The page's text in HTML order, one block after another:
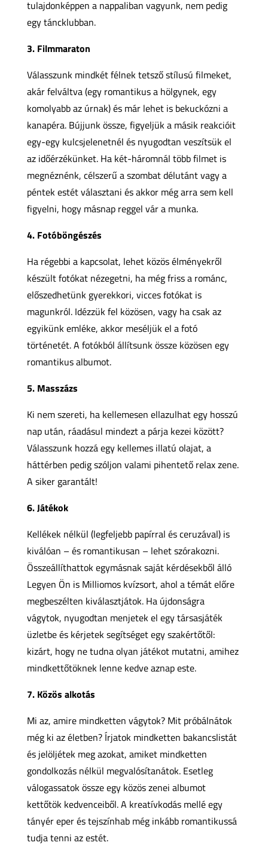
tulajdonképpen a nappaliban vagyunk, nem pedig
egy táncklubban.
3. Filmmaraton
Válasszunk mindkét félnek tetsző stílusú filmeket,
akár felváltva (egy romantikus a hölgynek, egy
komolyabb az úrnak) és már lehet is bekuckózni a
kanapéra. Bújjunk össze, figyeljük a másik reakcióit
egy-egy kulcsjelenetnél és nyugodtan veszítsük el
az időérzékünket. Ha két-háromnál több filmet is
megnéznénk, célszerű a szombat délutánt vagy a
péntek estét választani és akkor még arra sem kell
figyelni, hogy másnap reggel vár a munka.
4. Fotóböngészés
Ha régebbi a kapcsolat, lehet közös élményekről
készült fotókat nézegetni, ha még friss a románc,
előszedhetünk gyerekkori, vicces fotókat is
magunkról. Idézzük fel közösen, vagy ha csak az
egyikünk emléke, akkor meséljük el a fotó
történetét. A fotókból állítsunk össze közösen egy
romantikus albumot.
5. Masszázs
Ki nem szereti, ha kellemesen ellazulhat egy hosszú
nap után, ráadásul mindezt a párja kezei között?
Válasszunk hozzá egy kellemes illatú olajat, a
háttérben pedig szóljon valami pihentető relax zene.
A siker garantált!
6. Játékok
Kellékek nélkül (legfeljebb papírral és ceruzával) is
kiválóan – és romantikusan – lehet szórakozni.
Összeállíthattok egymásnak saját kérdésekből álló
Legyen Ön is Milliomos kvízsort, ahol a témát előre
megbeszélten kiválasztjátok. Ha újdonságra
vágytok, nyugodtan menjetek el egy társasjáték
üzletbe és kérjetek segítséget egy szakértőtől:
kizárt, hogy ne tudna olyan játékot mutatni, amihez
mindkettőtöknek lenne kedve aznap este.
7. Közös alkotás
Mi az, amire mindketten vágytok? Mit próbálnátok
még ki az életben? Írjatok mindketten bakancslistát
és jelöljétek meg azokat, amiket mindketten
gondolkozás nélkül megvalósítanátok. Esetleg
válogassatok össze egy közös zenei albumot
kettőtök kedvenceiből. A kreatívkodás mellé egy
tányér eper és tejszínhab még inkább romantikussá
tudja tenni az estét.